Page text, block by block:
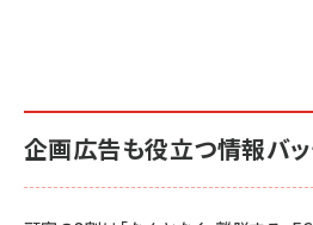
企画広告も役立つ情報バッ